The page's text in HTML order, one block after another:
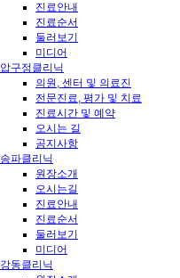
진료안내
진료순서
둘러보기
미디어
압구정클리닉
의원, 센터 및 의료진
전문진료, 평가 및 치료
진료시간 및 예약
오시는 길
공지사항
송파클리닉
원장소개
오시는길
진료안내
진료순서
둘러보기
미디어
강동클리닉